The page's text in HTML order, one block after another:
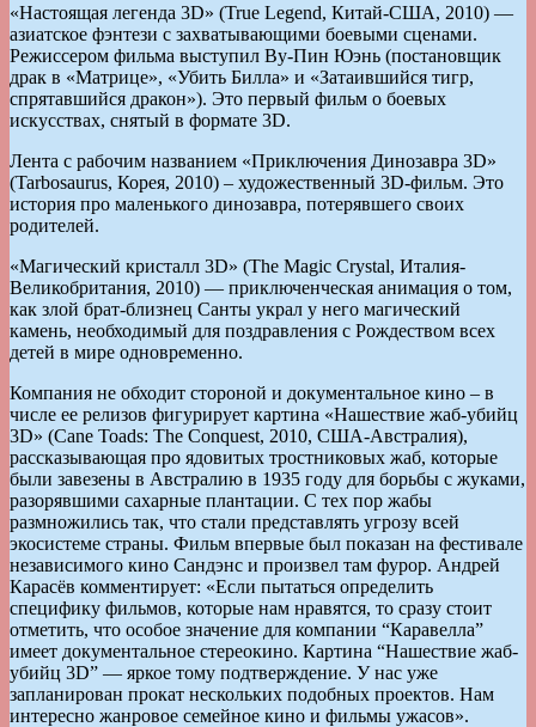
«Настоящая легенда 3D» (True Legend, Китай-CША, 2010) —
азиатское фэнтези с захватывающими боевыми сценами.
Режиссером фильма выступил Ву-Пин Юэнь (постановщик
драк в «Матрице», «Убить Билла» и «Затаившийся тигр,
спрятавшийся дракон»). Это первый фильм о боевых
искусствах, снятый в формате 3D.
Лента с рабочим названием «Приключения Динозавра 3D»
(Tarbosaurus, Корея, 2010) – художественный 3D-фильм. Это
история про маленького динозавра, потерявшего своих
родителей.
«Магический кристалл 3D» (The Magic Crystal, Италия-
Великобритания, 2010) — приключенческая анимация о том,
как злой брат-близнец Санты украл у него магический
камень, необходимый для поздравления с Рождеством всех
детей в мире одновременно.
Компания не обходит стороной и документальное кино – в
числе ее релизов фигурирует картина «Нашествие жаб-убийц
3D» (Cane Toads: The Conquest, 2010, США-Австралия),
рассказывающая про ядовитых тростниковых жаб, которые
были завезены в Австралию в 1935 году для борьбы с жуками,
разорявшими сахарные плантации. С тех пор жабы
размножились так, что стали представлять угрозу всей
экосистеме страны. Фильм впервые был показан на фестивале
независимого кино Сандэнс и произвел там фурор. Андрей
Карасёв комментирует: «Если пытаться определить
специфику фильмов, которые нам нравятся, то сразу стоит
отметить, что особое значение для компании “Каравелла”
имеет документальное стереокино. Картина “Нашествие жаб-
убийц 3D” — яркое тому подтверждение. У нас уже
запланирован прокат нескольких подобных проектов. Нам
интересно жанровое семейное кино и фильмы ужасов».